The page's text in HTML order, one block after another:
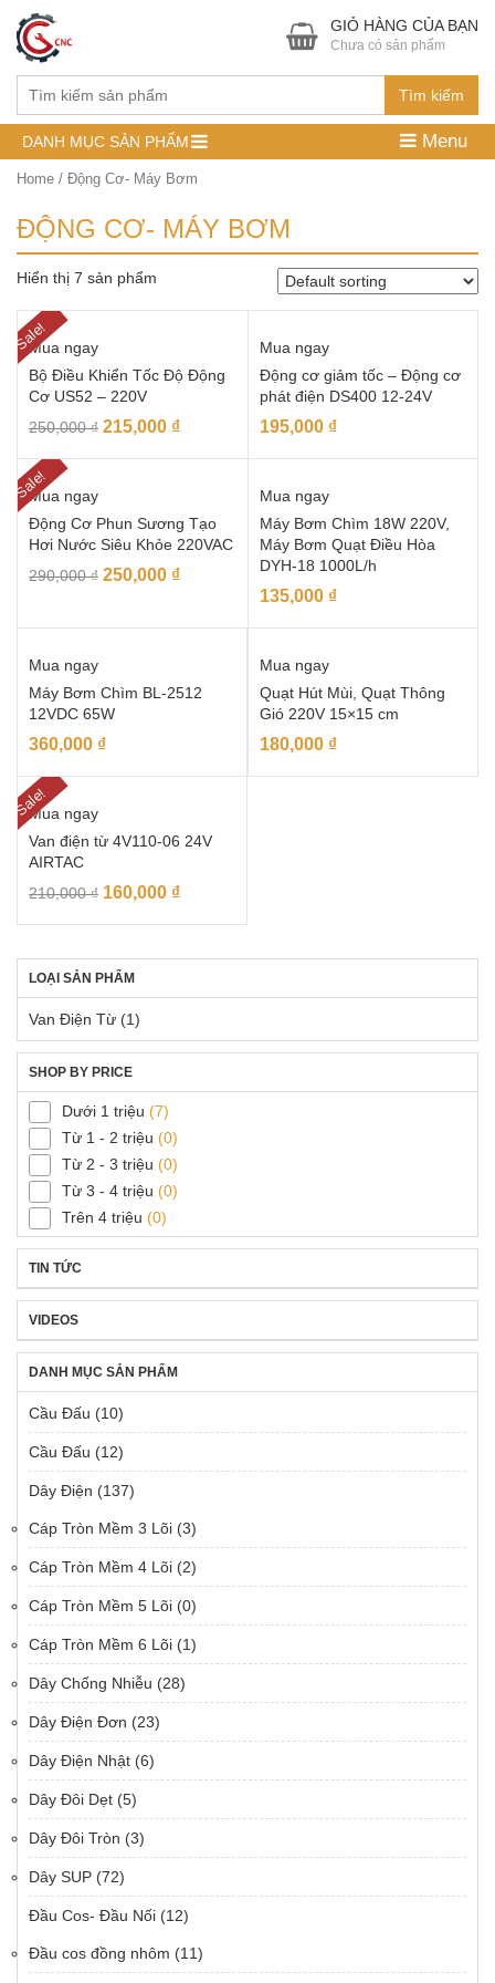
Tìm kiếm
GIỎ HÀNG CỦA BẠN
Chưa có sản phẩm
DANH MỤC SẢN PHẨM Menu
Home / Động Cơ- Máy Bơm
ĐỘNG CƠ- MÁY BƠM
Hiển thị 7 sản phẩm
Sale!
Mua ngay
Bộ Điều Khiển Tốc Độ Động
Cơ US52 – 220V
250,000₫ 215,000 ₫
Mua ngay
Động cơ giảm tốc – Động cơ
phát điện DS400 12-24V
195,000 ₫
Sale!
Mua ngay
Động Cơ Phun Sương Tạo
Hơi Nước Siêu Khỏe 220VAC
290,000₫ 250,000 ₫
Mua ngay
Máy Bơm Chìm 18W 220V,
Máy Bơm Quạt Điều Hòa
DYH-18 1000L/h
135,000 ₫
Mua ngay
Máy Bơm Chìm BL-2512
12VDC 65W
360,000 ₫
Mua ngay
Quạt Hút Mùi, Quạt Thông
Gió 220V 15×15 cm
180,000 ₫
Sale!
Mua ngay
Van điện từ 4V110-06 24V
AIRTAC
210,000₫ 160,000 ₫
LOẠI SẢN PHẨM
Van Điện Từ (1)
SHOP BY PRICE
Dưới 1 triệu (7)
Từ 1 - 2 triệu (0)
Từ 2 - 3 triệu (0)
Từ 3 - 4 triệu (0)
Trên 4 triệu (0)
TIN TỨC
VIDEOS
DANH MỤC SẢN PHẨM
Cầu Đấu (10)
Cầu Đấu (12)
Dây Điện (137)
Cáp Tròn Mềm 3 Lõi (3)
Cáp Tròn Mềm 4 Lõi (2)
Cáp Tròn Mềm 5 Lõi (0)
Cáp Tròn Mềm 6 Lõi (1)
Dây Chống Nhiễu (28)
Dây Điện Đơn (23)
Dây Điện Nhật (6)
Dây Đôi Dẹt (5)
Dây Đôi Tròn (3)
Dây SUP (72)
Đầu Cos- Đầu Nối (12)
Đầu cos đồng nhôm (11)